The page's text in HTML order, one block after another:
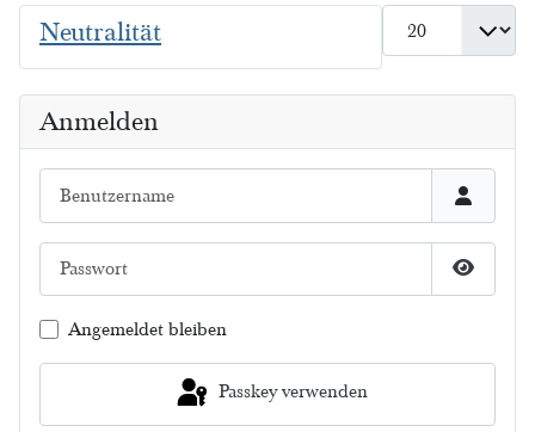
Anzeige #
Neutralität
Anmelden
Angemeldet bleiben
Passkey verwenden